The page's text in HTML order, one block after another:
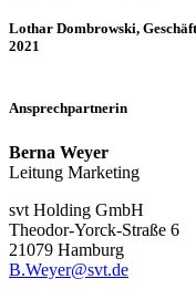
Lothar Dombrowski,
2021
Ansprechpartnerin
Berna Weyer
Leitung Marketing
svt Holding GmbH
Theodor-Yorck-Straße 6
21079 Hamburg
B.Weyer@svt.de